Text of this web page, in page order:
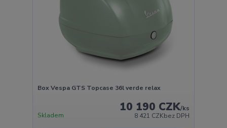
Box Vespa GTS Topcase 36l verde relax
10 190 CZK/ks
8 421 CZKbez DPH
Skladem